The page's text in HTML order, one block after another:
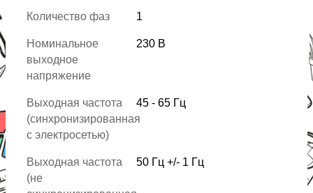
Количество фаз 1
Номинальное
выходное
напряжение
230 В
Выходная частота
(синхронизированная
с электросетью)
45 - 65 Гц
Выходная частота
(не
50 Гц +/- 1 Гц